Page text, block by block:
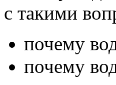
с такими
почему
почему